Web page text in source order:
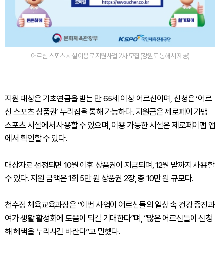
어르신 스포츠 시설 이용료 지원사업 2차 모집 (강원도 동해시 제공)
지원 대상은 기초연금을 받는 만 65세 이상 어르신이며, 신청은 ‘어르
신 스포츠 상품권’ 누리집을 통해 가능하다. 지원금은 제로페이 가맹
스포츠 시설에서 사용할 수 있으며, 이용 가능한 시설은 제로페이맵 앱
에서 확인할 수 있다.
대상자로 선정되면 10월 이후 상품권이 지급되며, 12월 말까지 사용할
수 있다. 지원 금액은 1회 5만 원 상품권 2장, 총 10만 원 규모다.
천수정 체육교육과장은 “이번 사업이 어르신들의 일상 속 건강 증진과
여가 생활 활성화에 도움이 되길 기대한다”며, “많은 어르신들이 신청
해 혜택을 누리시길 바란다”고 말했다.